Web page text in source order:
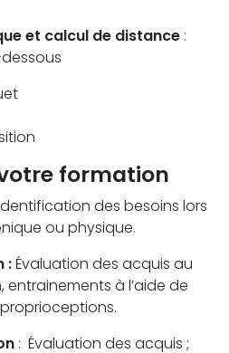
et calcul de distance :
votre formation
Identification des besoins lors
ou physique.
: Évaluation des acquis au
à l’aide de
: Évaluation des acquis ;